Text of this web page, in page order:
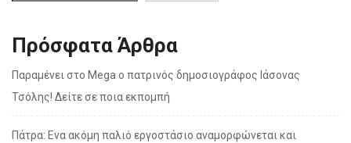
Πρόσφατα Άρθρα
Παραμένει στο Mega ο πατρινός δημοσιογράφος Ιάσονας
Τσόλης! Δείτε σε ποια εκπομπή
Πάτρα: Ενα ακόμη παλιό εργοστάσιο αναμορφώνεται και